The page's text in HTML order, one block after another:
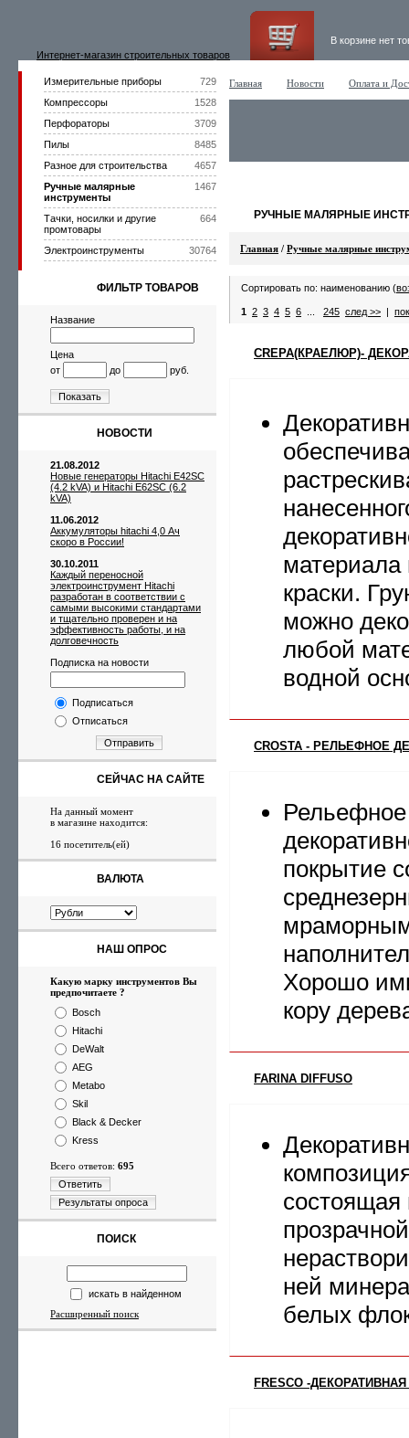
Интернет-магазин строительных товаров
В корзине нет
729
Измерительные приборы
1528
Компрессоры
3709
Перфораторы
8485
Пилы
4657
Разное для строительства
1467
Ручные малярные
инструменты
664
Тачки, носилки и другие
промтовары
30764
Электроинструменты
ФИЛЬТР ТОВАРОВ
Название
Цена
от
до руб.
Показать
НОВОСТИ
21.08.2012
Новые генераторы Hitachi E42SC
(4.2 kVA) и Hitachi E62SC (6.2
kVA)
11.06.2012
Аккумуляторы hitachi 4,0 Ач
скоро в России!
30.10.2011
Каждый переносной
электроинструмент Hitachi
разработан в соответствии с
самыми высокими стандартами
и тщательно проверен и на
эффективность работы, и на
долговечность
Подписка на новости
Подписаться
Отписаться
Отправить
СЕЙЧАС НА САЙТЕ
На данный момент
в магазине находится:
16 посетитель(ей)
ВАЛЮТА
НАШ ОПРОС
Какую марку инструментов Вы
предпочитаете ?
Bosch
Hitachi
DeWalt
AEG
Metabo
Skil
Black & Decker
Kress
Всего ответов: 695
Ответить
Результаты опроса
ПОИСК
искать в найденном
Расширенный поиск
Главная Новости Оплата и
РУЧНЫЕ МАЛЯРНЫЕ
Главная / Ручные малярные
Сортировать по: наименованию (
1 2 3 4 5 6 245 след >> |
CREPA(КРАЕЛЮР)-
материала
краски.
можно
любой
водной
CROSTA - РЕЛЬЕФНОЕ
Рельефное
покрытие
Хорошо
кору
FARINA DIFFUSO
состоящая
ней
белых
FRESCO -